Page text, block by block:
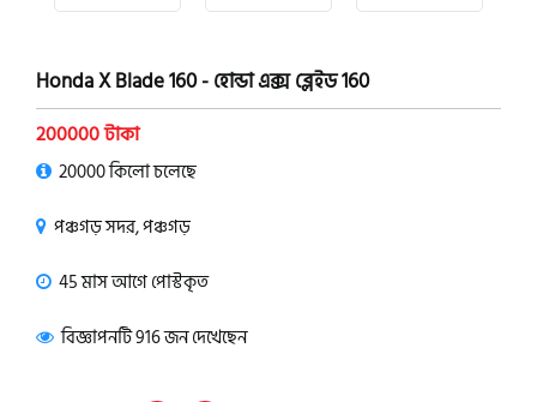
Honda X Blade 160 - হোন্ডা এক্স ব্লেইড 160
200000 টাকা
20000 কিলো চলেছে
পঞ্চগড় সদর, পঞ্চগড়
45 মাস আগে পোস্টকৃত
বিজ্ঞাপনটি 916 জন দেখেছেন